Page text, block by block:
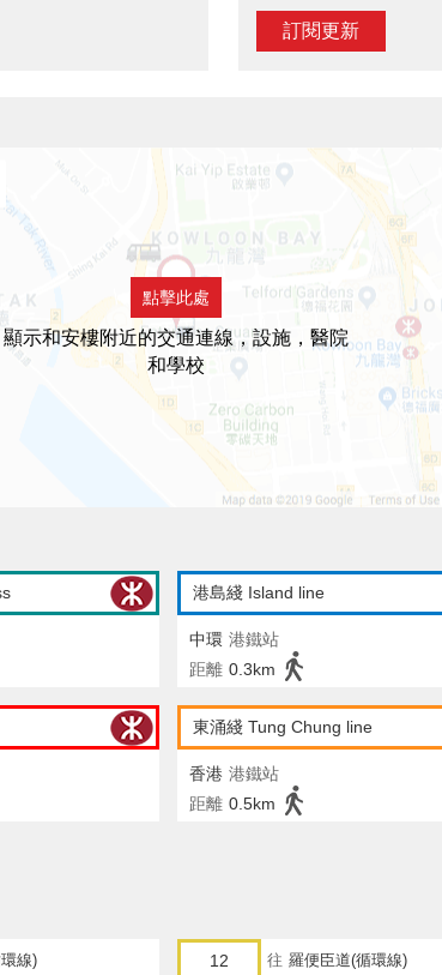
訂閱更新
點擊此處
顯示和安樓附近的交通連線，設施，醫院
和學校
港島綫 Island line
中環 港鐵站
距離 0.3km
東涌綫 Tung Chung line
香港 港鐵站
距離 0.5km
線) 12 往 羅便臣道(循環線)